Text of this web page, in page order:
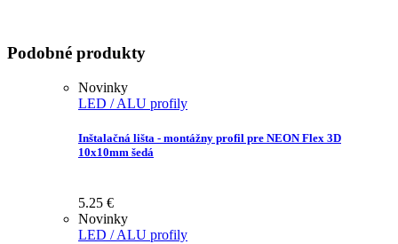
Podobné produkty
Novinky
LED / ALU profily
Inštalačná lišta - montážny profil pre NEON Flex 3D
10x10mm šedá
5.25 €
Novinky
LED / ALU profily